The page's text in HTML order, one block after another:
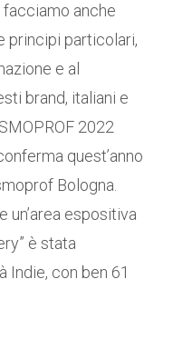
facciamo anche
principi particolari,
e al
brand, italiani e
2022
quest’anno
Bologna.
un’area espositiva
è stata
Indie, con ben 61